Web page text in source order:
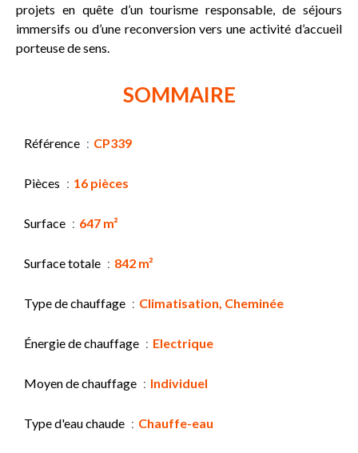
projets en quête d’un tourisme responsable, de séjours
immersifs ou d’une reconversion vers une activité d’accueil
porteuse de sens.
SOMMAIRE
Référence CP339
Pièces 16 pièces
Surface 647 m²
Surface totale 842 m²
Type de chauffage Climatisation, Cheminée
Énergie de chauffage Electrique
Moyen de chauffage Individuel
Type d'eau chaude Chauffe-eau